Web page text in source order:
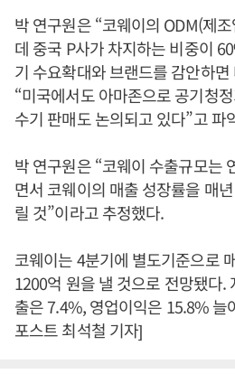
박 연구원은 “코웨이의 ODM(제
데 중국 P사가 차지하는 비중이
기 수요확대와 브랜드를 감안하
“미국에서도 아마존으로 공기청
수기 판매도 논의되고 있다”고 파
박 연구원은 “코웨이 수출규모는
면서 코웨이의 매출 성장률을 매
릴 것”이라고 추정했다.
코웨이는 4분기에 별도기준으로
1200억 원을 낼 것으로 전망됐다.
출은 7.4%, 영업이익은 15.8% 늘
포스트 최석철 기자]